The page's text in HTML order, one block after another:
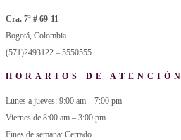
Cra. 7ª # 69-11
Bogotá, Colombia
(571)2493122 – 5550555
HORARIOS DE ATENCIÓN
Lunes a jueves: 9:00 am – 7:00 pm
Viernes de 8:00 am – 3:00 pm
Fines de semana: Cerrado